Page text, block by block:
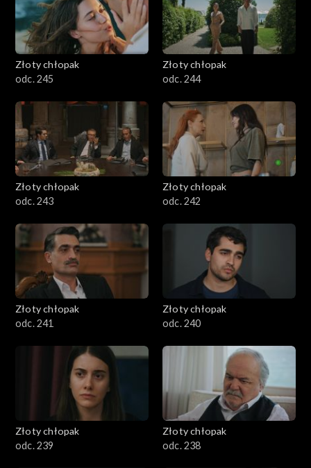
Złoty chłopak
odc. 245
Złoty chłopak
odc. 244
Złoty chłopak
odc. 243
Złoty chłopak
odc. 242
Złoty chłopak
odc. 241
Złoty chłopak
odc. 240
Złoty chłopak
odc. 239
Złoty chłopak
odc. 238